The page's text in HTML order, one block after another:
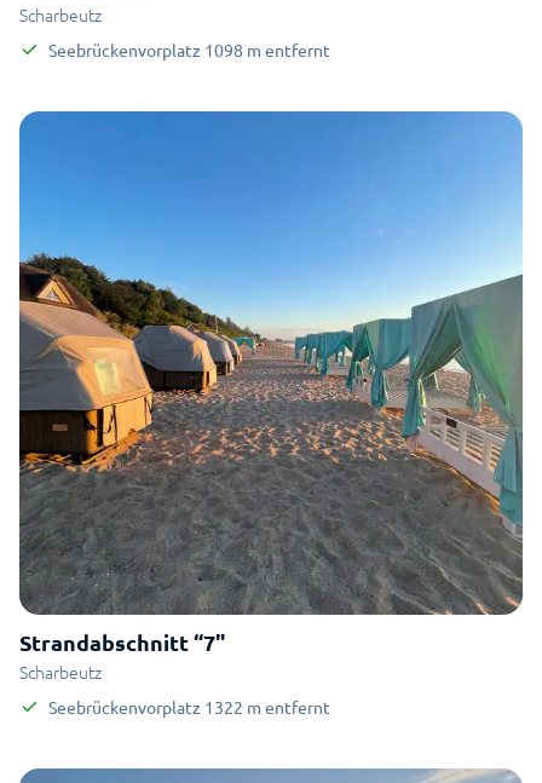
Scharbeutz
Seebrückenvorplatz 1098 m entfernt
Strandabschnitt “7"
Scharbeutz
Seebrückenvorplatz 1322 m entfernt